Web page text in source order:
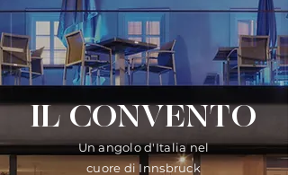
IL CONVENTO
Un angolo d'Italia nel
cuore di Innsbruck